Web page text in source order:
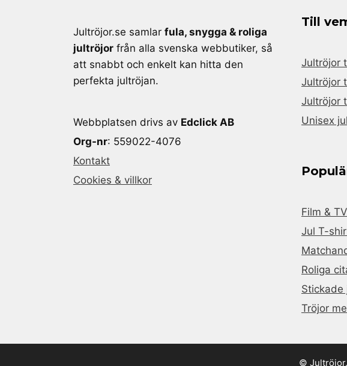
Jultröjor.se samlar fula, snygga & roliga
jultröjor från alla svenska webbutiker, så
att snabbt och enkelt kan hitta den
perfekta jultröjan.
Webbplatsen drivs av Edclick AB
Org-nr: 559022-4076
Kontakt
Cookies & villkor
Till
Jultröjor
Jultröjor
Jultröjor
Unisex
Film &
Jul T-
Roliga
Stickade
Tröjor
©